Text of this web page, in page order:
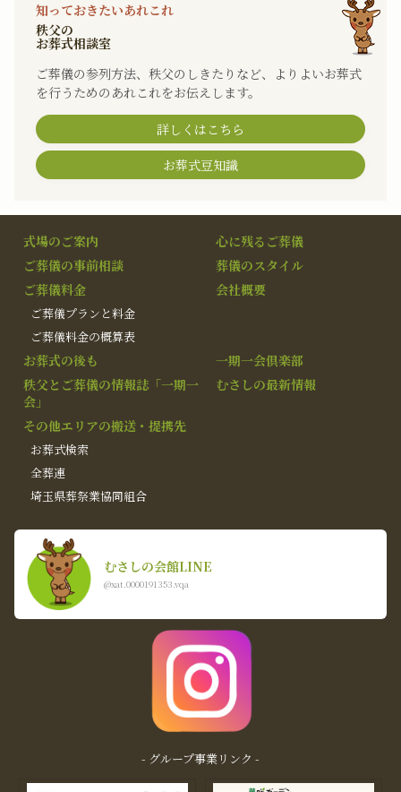
知っておきたいあれこれ
秩父の
お葬式相談室
ご葬儀の参列方法、秩父のしきたりなど、よりよいお葬式
を行うためのあれこれをお伝えします。
詳しくはこちら
お葬式豆知識
式場のご案内
心に残るご葬儀
ご葬儀の事前相談
葬儀のスタイル
ご葬儀料金
ご葬儀プランと料金
ご葬儀料金の概算表
会社概要
お葬式の後も
一期一会倶楽部
秩父とご葬儀の情報誌「一期一
会」
むさしの最新情報
その他エリアの搬送・提携先
お葬式検索
全葬連
埼玉県葬祭業協同組合
むさしの会館LINE
@xat.0000191353.vqa
- グループ事業リンク -